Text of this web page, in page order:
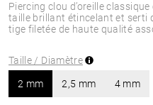
Piercing clou d’oreille
taille brillant étincelant et serti
tige filetée de haute qualité
Taille / Diamètre
2 mm 2,5 mm 4 mm